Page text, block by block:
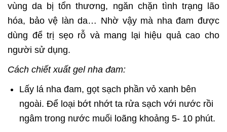
vùng da bị tổn thương, ngăn chặn tình trạng lão
hóa, bảo vệ làn da… Nhờ vậy mà nha đam được
dùng để trị sẹo rỗ và mang lại hiệu quả cao cho
người sử dụng.
Cách chiết xuất gel nha đam:
Lấy lá nha đam, gọt sạch phần vỏ xanh bên
ngoài. Để loại bớt nhớt ta rửa sạch với nước rồi
ngâm trong nước muối loãng khoảng 5- 10 phút.